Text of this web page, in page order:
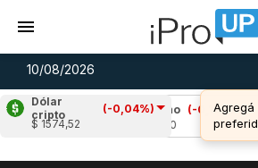
10/08/2026
Agregá
Dólar
cripto
(-0,04%)
$ 1574,52
Cardano (-0,16%)